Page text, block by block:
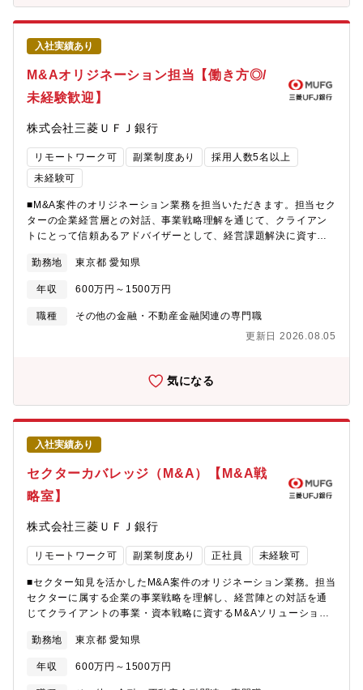
す。〈対象ファンド〉・バイアウト・インフラ・インパクト・ク
レジット・航空機等（バイアウトファンド8割、インフラファンド
2割）・国内外で160ファンドに出資しております。（1人当たり
10件～15件を担当）・規模感：（海外）2000億～2兆程度のファ
ンドが対象です。 （国内）300億～数千億程度のファン
ドが対象です。〈案件数〉国内4割、海外（欧米メイン）6割で年
間20件～30件程度投資しております。【組織構成】ソリューショ
業務3名、ミドルバック業務10名）・男女比：5対5・中途入行
者：6名年齢層：20代半ば～30代程度の方が所属されております
【働き方】個人の事情に合わせて、柔軟な働き方が可能です。
（在宅勤務：週2～3回程度、時差勤務あり）【ポジションの魅
力・特徴】■MUFGブランドによる国内外大手ファンドとの強固な
リレーションシップがございます。 ■通常はゲートキーパーを介
した投資がほとんどですが、本ポジションはダイレクトなファン
ド投資、ファンドとのリレーションが可能です。■銀行ではほぼ唯
ァンドのCEOや創業者の方との取引になるため、通常の銀行業務
では経験できないレイヤーの方々と関わるダイナミックな経験が
ファンド投資をしております。■国内外投資銀行部や他プロダクツ
とのリレーション・協働があり、様々な部署とのコネクションが
としているため、プロジェクトファイナンスやLBOファイナン
ス、ストラクチャードファイナンス業務にも携わることができ、
銀行の投資銀行業務も経験することが可能です。■ワークライフバ
ランスを重視した柔軟な働き方が可能です。（在宅勤務・時差出
勤など）
入社実績あり
M&Aオリジネーション担当【働き方◎/
未経験歓迎】
株式会社三菱ＵＦＪ銀行
リモートワーク可 副業制度あり
採用人数5名以上
未経験可
■M&A案件のオリジネーション業務を担当いただきます。担当セク
ターの企業経営層との対話、事業戦略理解を通じて、クライアン
トにとって信頼あるアドバイザーとして、経営課題解決に資する
務】・ターゲティング・スクリーニング・主要取引条件の検討・
候補先へのコンタクト・エグゼキューション部隊との案件連携・
拠点RMに対するM&Aのリテラシーを高める指導 等〈案件規模〉
20億～500億 ※売り案件が多い【配属部署】コーポレート情報
★※M&A戦略室は2024年4月1日の中計改装に伴い、産業リサー
ち上がった部署です。【M&A戦略室の役割】・営業拠点と連携
し、経営戦略・事業戦略の実現に向けたオリジネーションを提供
しております。・M&Aオリジネーション専門組織として営業拠点
とMUFG各組織の中核を担い、MUFG内のM&A/セクター知見を活
用してお客様のニーズに機動的に対応して対応しております。・
圧倒的な実績をほこるMUFGのエグゼキューション組織（三菱
UFJモルガン・スタンレー証券や財務開発室）と密接に連携し、
M&A初期段階から一気通貫してサポートしております。【魅力ポ
イント】■残業時間も少なく、サービス残業もないため、柔軟な働
く、長期的な関係性の中で、案件を担当できるため、お客様との
関係が非常に良いです。■MUFGの有する顧客ネットワークを最大
限活用し、経営トップとのダイレクトなコンタクトができます。■
業界環境変化の最先端に身を置くことで、業界再編等のダイナミ
ックな動きを肌で感じることができます。■事業会社、コンサルテ
ィングファーム、PEファンド、投資銀行等、各業界のご経験及び
知見を活かせる幅広い活躍のフィールドがございます。【配属部
門設立の背景・募集背景】M&Aに関して、MUFGは三菱UFJモル
います。一方で内訳として大型のクロスボーダー案件が多く、中
勤務地 東京都 愛知県
年収 600万円～1500万円
職種
その他の金融・不動産金融関連の専門職
更新日 2026.08.05
気になる
入社実績あり
セクターカバレッジ（M&A）【M&A戦
略室】
株式会社三菱ＵＦＪ銀行
リモートワーク可 副業制度あり 正社員 未経験可
■セクター知見を活かしたM&A案件のオリジネーション業務。担当
セクターに属する企業の事業戦略を理解し、経営陣との対話を通
じてクライアントの事業・資本戦略に資するM&Aソリューション
ング・主要取引条件の検討・候補先へのコンタクト・エグゼキュ
ーション部隊との案件連携・拠点RMに対するM&Aのリテラシーを
高める指導 等【配属部署】コーポレート情報営業部 M＆A戦略
勤務地 東京都 愛知県
年収 600万円～1500万円